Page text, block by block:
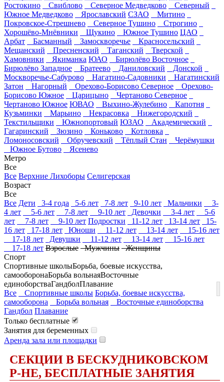
Ростокино
Свиблово Северное Медведково
Северный
Южное Медведково
Ярославский СЗАО
Митино
Покровское-Стрешнево
Северное Тушино
Строгино
Хорошёво-Мнёвники
Щукино Южное Тушино ЦАО
Арбат
Басманный Замоскворечье
Красносельский
Мещанский
Пресненский Таганский
Тверской
Хамовники
Якиманка ЮАО
Бирюлёво Восточное
Бирюлёво Западное
Братеево Даниловский
Донской
Москворечье-Сабурово
Нагатино-Садовники
Нагатинский
Затон
Нагорный Орехово-Борисово Северное
Орехово-
Борисово Южное
Царицыно
Чертаново Северное
Чертаново Южное ЮВАО Выхино-Жулебино
Капотня
Кузьминки
Марьино Некрасовка
Нижегородский
Текстильщики
Южнопортовый ЮЗАО
Академический
Гагаринский
Зюзино Коньково
Котловка
Ломоносовский
Обручевский Тёплый Стан
Черёмушки
Южное Бутово
Ясенево
Метро
Все
Все Верхние Лихоборы Селигерская
Возраст
Все
Все Дети 3-4 года 5-6 лет 7-8 лет 9-10 лет Мальчики
3-
4 лет
5-6 лет 7-8 лет 9-10 лет Девочки 3-4 лет
5-6
лет
7-8 лет 9-10 лет Подростки 11-12 лет 13-14 лет
15-
16 лет
17-18 лет Юноши 11-12 лет 13-14 лет
15-16 лет
17-18 лет
Девушки 11-12 лет 13-14 лет
15-16 лет
17-18 лет Взрослые Мужчины Женщины
Спорт
Спортивные школыБорьба, боевые искусства,
самооборонаБорьба вольнаяВосточные
единоборстваГандболПлавание
Все
Спортивные школы Борьба, боевые искусства,
самооборона
Борьба вольная
Восточные единоборства
Гандбол Плавание
Только бесплатные
Занятия для беременных
Аренда зала или площадки
СЕКЦИИ В БЕСКУДНИКОВСКОМ
Р-НЕ, БЕСПЛАТНЫЕ ЗАНЯТИЯ